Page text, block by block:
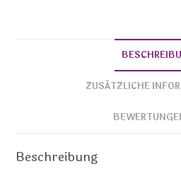
ZUSÄTZLICHE
Beschreibung